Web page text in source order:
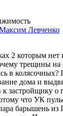
Левченко
2 которым нет
трещины на
в
дома и
к застройщику о
что УК
барышень